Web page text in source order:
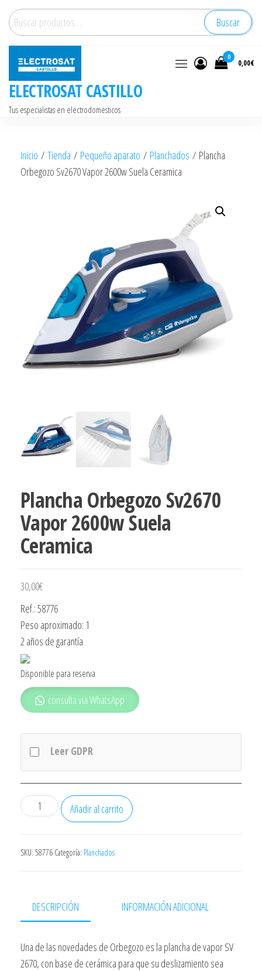
Saltar
contenido
Buscar
por:
Buscar
ELECTROSAT CASTILLO
Tus especialistas en electrodomesticos
0
0,00€
Inicio / Tienda / Pequeño aparato / Planchados / Plancha
Orbegozo Sv2670 Vapor 2600w Suela Ceramica
Plancha Orbegozo Sv2670
Vapor 2600w Suela
Ceramica
30,00€
Ref.: 58776
Peso aproximado: 1
2 años de garantía
Disponible para reserva
consulta via WhatsApp
Leer GDPR
Plancha
Orbegozo
Vapor
Ceramica
cantidad
Añadir al carrito
SKU: 58776 Categoría: Planchados
DESCRIPCIÓN INFORMACIÓN ADICIONAL
Una de las novedades de Orbegozo es la plancha de vapor SV
2670, con base de cerámica para que su deslizamiento sea